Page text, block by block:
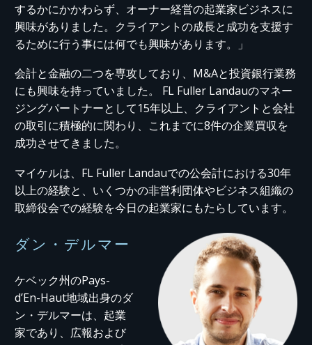
するかにかかわらず、オーナー経営の起業家ビジネスに
興味がありました。クライアントの成長と成功を支援す
るために行う事には何でも興味があります。」
会計と金融の二つを専攻しており、M&Aと投資銀行業務
にも興味を持っていました。 FL Fuller Landauのマネー
ジングパートナーとして15年以上、クライアントと会社
の取引に積極的に関わり、これまでに8件の企業買収を
成功させてきました。
マイケルは、FL Fuller Landauでの公会計における30年
以上の経験と、いくつかの非営利団体やビジネス組織の
取締役会での経験を今日の起業家にもたらしています。
ダン・デルマー
ケベック州のPays-
d’En-Haut地域出身のダ
ン・デルマーは、起業
家であり、広報および